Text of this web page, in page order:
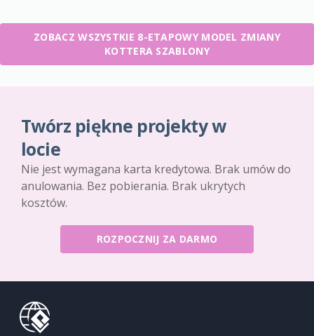
ZOBACZ WSZYSTKIE 8-ETAPOWY MODEL ZMIANY
KOTTERA SZABLONY
Twórz piękne projekty w
locie
Nie jest wymagana karta kredytowa. Brak umów do
anulowania. Bez pobierania. Brak ukrytych
kosztów.
ROZPOCZNIJ ZA DARMO